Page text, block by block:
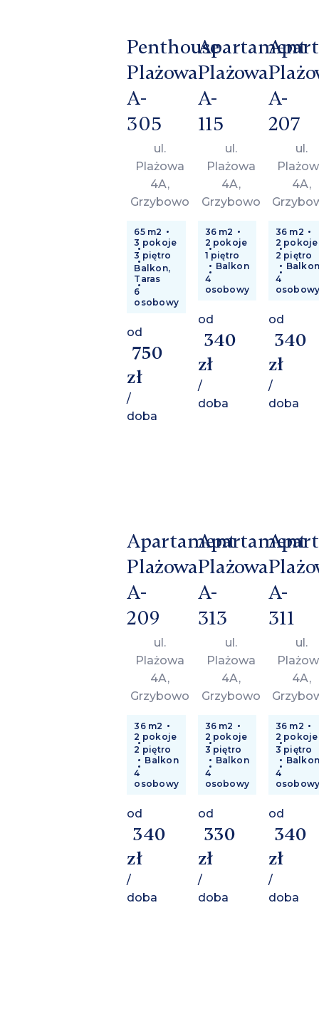
Penthouse
Plażowa
A-
305
ul.
Plażowa
4A,
Grzybowo
65 m2
3 pokoje
3 piętro
Balkon,
Taras
6
osobowy
od
750
zł
/
doba
Apartament
Plażowa
A-
115
ul.
Plażowa
4A,
Grzybowo
36 m2
2 pokoje
1 piętro
Balkon
4
osobowy
od
340
zł
/
doba
A-
207
ul.
4A,
36 m2
2 pokoje
2 piętro
4
od
340
zł
/
doba
Apartament
Plażowa
A-
209
ul.
Plażowa
4A,
Grzybowo
36 m2
2 pokoje
2 piętro
Balkon
4
osobowy
od
340
zł
/
doba
Apartament
Plażowa
A-
313
ul.
Plażowa
4A,
Grzybowo
36 m2
2 pokoje
3 piętro
Balkon
4
osobowy
od
330
zł
/
doba
A-
311
ul.
4A,
36 m2
2 pokoje
3 piętro
4
od
340
zł
/
doba